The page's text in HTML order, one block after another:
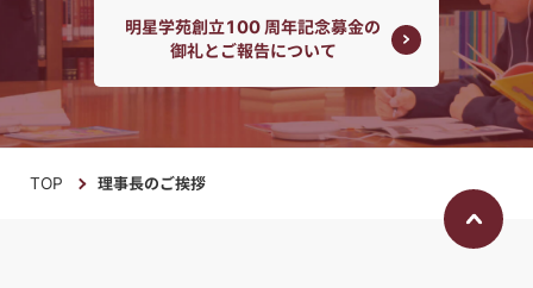
明星学苑創立100 周年記念募金の
御礼とご報告について
TOP 理事長のご挨拶